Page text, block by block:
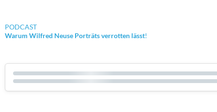
PODCAST
Warum Wilfred Neuse Porträts verrotten lässt!